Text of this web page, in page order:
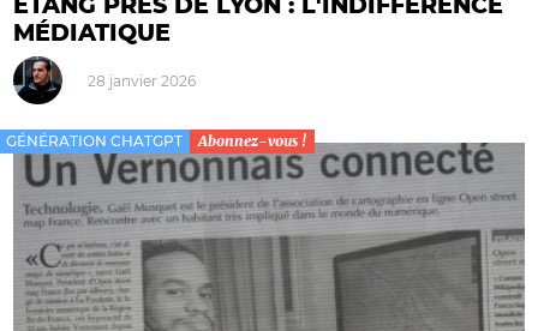
MÉDIATIQUE
28 janvier 2026
GÉNÉRATION CHATGPT Abonnez-vous !